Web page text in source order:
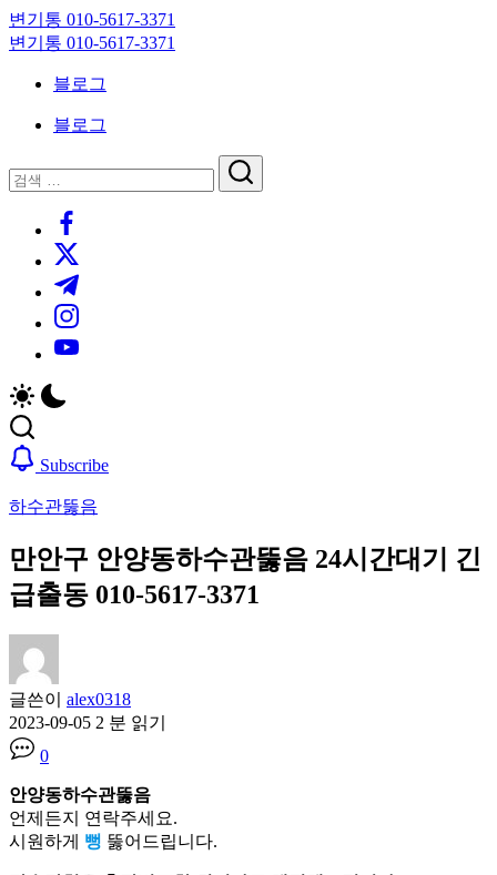
Skip
to
content
변기통 010-5617-3371
변
대
기
변기통 010-5617-3371
크
대
기
블로그
블로그
닫
기
검
검
https://www.facebook.com/
https://twitter.com/
https://t.me/
https://www.instagram.com/
https://youtube.com/
Subscribe
하수관뚫음
만안구 안양동하수관뚫음 24시간대기 긴
급출동 010-5617-3371
글쓴이 alex0318
2023-09-05 2 분 읽기
0
안양동하수관뚫음
언제든지 연락주세요.
시원하게 뻥 뚫어드립니다.